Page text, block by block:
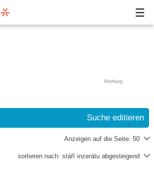
Werbung
Suche editieren
Anzeigen auf die Seite: 50
sortieren nach: stáří inzerátu abgesteigend